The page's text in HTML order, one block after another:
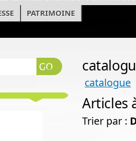
PATRIMOINE
catalogue
Articles
Trier par :